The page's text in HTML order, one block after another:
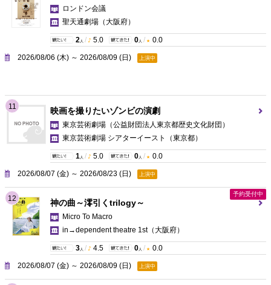
ロンドン会議
聖天通劇場 （大阪府）
2 人 / 5.0 0 人 / 0.0
2026/08/06 (木) ～ 2026/08/09 (日) 上演中
11 映画を撮りたいゾンビの演劇
東京芸術劇場（公益財団法人東京都歴史文化財団）
東京芸術劇場 シアターイースト
（東京都）
1 人 / 5.0 0 人 / 0.0
2026/08/07 (金) ～ 2026/08/23 (日) 上演中
12 神の曲～澪引くtrilogy～
Micro To Macro
in→dependent theatre 1st（大阪府）
3 人 / 4.5 0 人 / 0.0
2026/08/07 (金) ～ 2026/08/09 (日) 上演中
予約受付中